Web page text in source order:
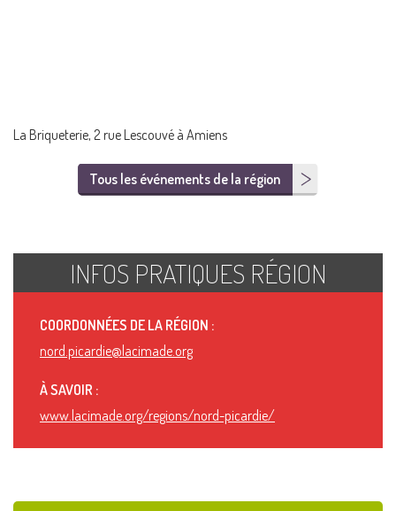
La Briqueterie, 2 rue Lescouvé à Amiens
Tous les événements de la région
INFOS PRATIQUES RÉGION
COORDONNÉES DE LA RÉGION :
nord.picardie@lacimade.org
À SAVOIR :
www.lacimade.org/regions/nord-picardie/